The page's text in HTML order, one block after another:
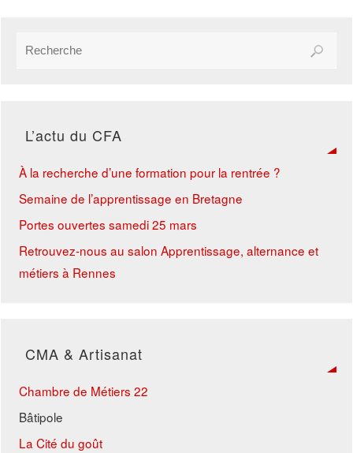
L’actu du CFA
À la recherche d’une formation pour la rentrée ?
Semaine de l’apprentissage en Bretagne
Portes ouvertes samedi 25 mars
Retrouvez-nous au salon Apprentissage, alternance et
métiers à Rennes
CMA & Artisanat
Chambre de Métiers 22
Bâtipole
La Cité du goût